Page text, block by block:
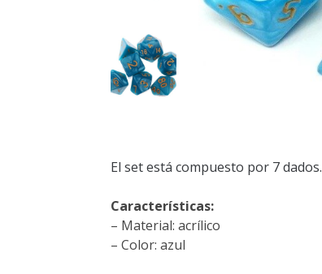
El set está compuesto por 7 dados.
Características:
– Material: acrílico
– Color: azul